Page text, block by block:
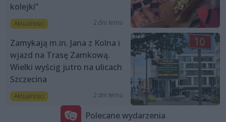
kolejki”
Aktualności 2 dni temu
Zamykają m.in. Jana z Kolna i
wjazd na Trasę Zamkową.
Wielki wyścig jutro na ulicach
Szczecina
Aktualności 2 dni temu
Polecane wydarzenia